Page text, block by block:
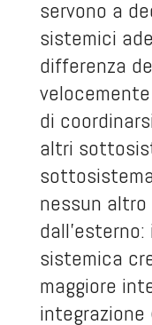
servono a
sistemici
differenza
di
altri
nessun
sistemica
maggiore